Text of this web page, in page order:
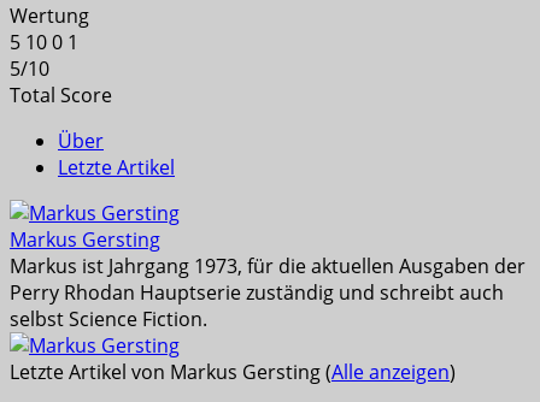
Wertung
5 100 1
5/10
Total Score
Über
Letzte Artikel
Markus Gersting
Markus ist Jahrgang 1973, für die aktuellen Ausgaben der
Perry Rhodan Hauptserie zuständig und schreibt auch
selbst Science Fiction.
Letzte Artikel von Markus Gersting(Alle anzeigen)